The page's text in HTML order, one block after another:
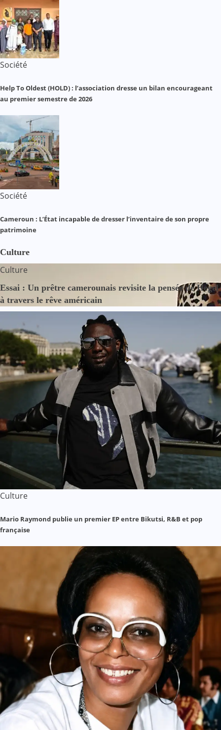
Société
Help To Oldest (HOLD) : l’association dresse un bilan encourageant
au premier semestre de 2026
Société
Cameroun : L’État incapable de dresser l’inventaire de son propre
patrimoine
Culture
Culture
Essai : Un prêtre camerounais revisite la pensée de Hegel
à travers le rêve américain
Culture
Mario Raymond publie un premier EP entre Bikutsi, R&B et pop
française